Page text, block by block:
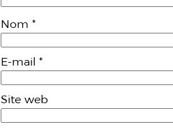
Nom*
E-mail*
Site web